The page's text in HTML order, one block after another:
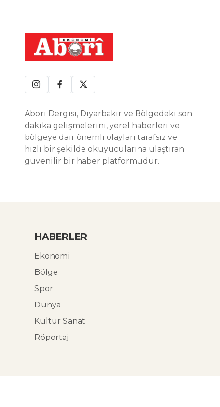
Abori Dergisi, Diyarbakır ve Bölgedeki son
dakika gelişmelerini, yerel haberleri ve
bölgeye dair önemli olayları tarafsız ve
hızlı bir şekilde okuyucularına ulaştıran
güvenilir bir haber platformudur.
HABERLER
Ekonomi
Bölge
Spor
Dünya
Kültür Sanat
Röportaj